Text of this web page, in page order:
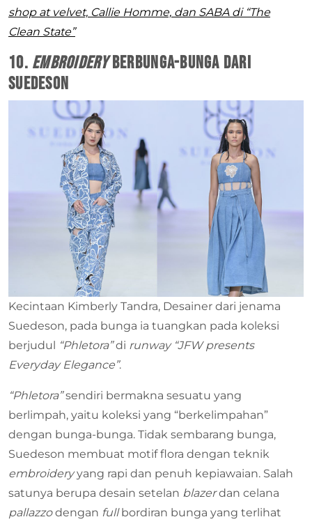
shop at velvet, Callie Homme, dan SABA di “The
Clean State”
10. EmbroideryBerbunga-Bunga dari
Suedeson
Kecintaan Kimberly Tandra, Desainer dari jenama
Suedeson, pada bunga ia tuangkan pada koleksi
berjudul
“Phletora”di runway “JFW presents
Everyday Elegance”.
“Phletora”sendiri bermakna sesuatu yang
berlimpah, yaitu koleksi yang “berkelimpahan”
dengan bunga-bunga. Tidak sembarang bunga,
Suedeson membuat motif flora dengan teknik
embroideryyang rapi dan penuh kepiawaian. Salah
satunya berupa desain setelan blazerdan celana
pallazzodengan fullbordiran bunga yang terlihat